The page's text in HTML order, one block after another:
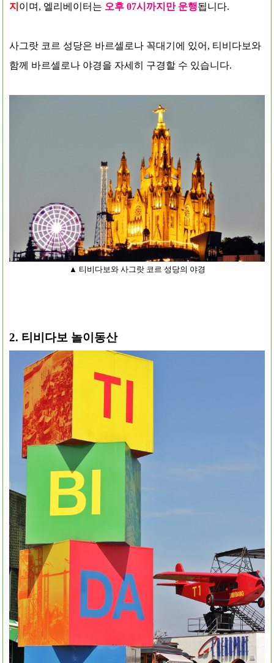
지 이며, 엘리베이터는 오후 07시까지만 운행됩니다.
사그랏 코르 성당은 바르셀로나 꼭대기에 있어, 티비다보와
함께 바르셀로나 야경을 자세히 구경할 수 있습니다.
▲ 티비다보와 사그랏 코르 성당의 야경
2. 티비다보 놀이동산